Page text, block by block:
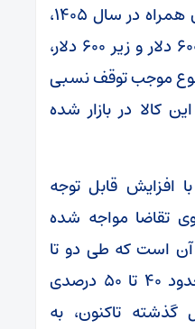
جدیدی برای واردات تلفن همراه در سال ۱۴۰۵،
اعم از گوشی‌های بالای ۶۰۰ دلار و زیر ۶۰۰ دلار،
موجب توقف نسبی
کالا در بازار شده
افزایش قابل توجه
تقاضا مواجه شده
است که طی دو تا
سه ماه اخیر، افزایش حدود ۴۰ تا ۵۰ درصدی
تاکنون، به